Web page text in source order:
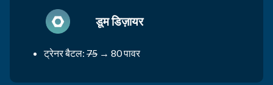
डूम डिज़ायर
ट्रेनर बैटल: 75 → 80 पावर